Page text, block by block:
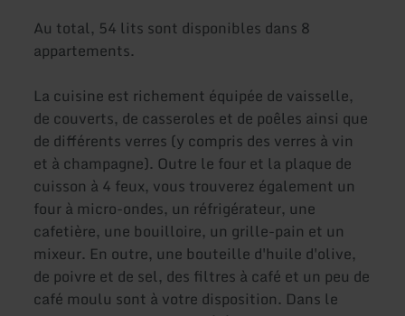
Au total, 54 lits sont disponibles dans 8
appartements.
La cuisine est richement équipée de vaisselle,
de couverts, de casseroles et de poêles ainsi que
de différents verres (y compris des verres à vin
et à champagne). Outre le four et la plaque de
cuisson à 4 feux, vous trouverez également un
four à micro-ondes, un réfrigérateur, une
cafetière, une bouilloire, un grille-pain et un
mixeur. En outre, une bouteille d'huile d'olive,
de poivre et de sel, des filtres à café et un peu de
café moulu sont à votre disposition. Dans le